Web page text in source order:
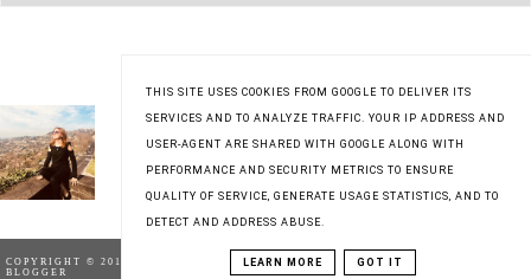
Zuzanna
Wyświetl mój pełny profil
COPYRIGHT © 2018 TESTACJA | BLOG TESTERSKI
BLOGGER
THIS SITE USES COOKIES FROM GOOGLE TO DELIVER ITS
SERVICES AND TO ANALYZE TRAFFIC. YOUR IP ADDRESS AND
USER-AGENT ARE SHARED WITH GOOGLE ALONG WITH
PERFORMANCE AND SECURITY METRICS TO ENSURE
QUALITY OF SERVICE, GENERATE USAGE STATISTICS, AND TO
DETECT AND ADDRESS ABUSE.
LEARN MORE GOT IT